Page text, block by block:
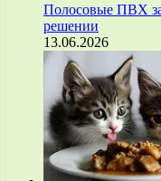
Полосовые ПВХ
решении
13.06.2026